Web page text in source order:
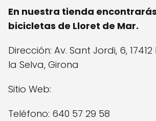
En nuestra tienda
bicicletas de Lloret de Mar.
Dirección: Av. Sant Jordi, 6,
la Selva, Girona
Sitio Web:
Teléfono: 640 57 29 58